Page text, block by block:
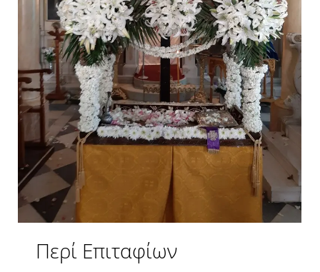
Περί Επιταφίων